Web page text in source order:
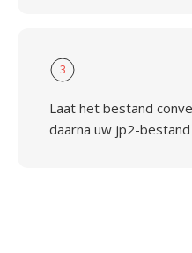
3
Laat het bestand
daarna uw jp2-